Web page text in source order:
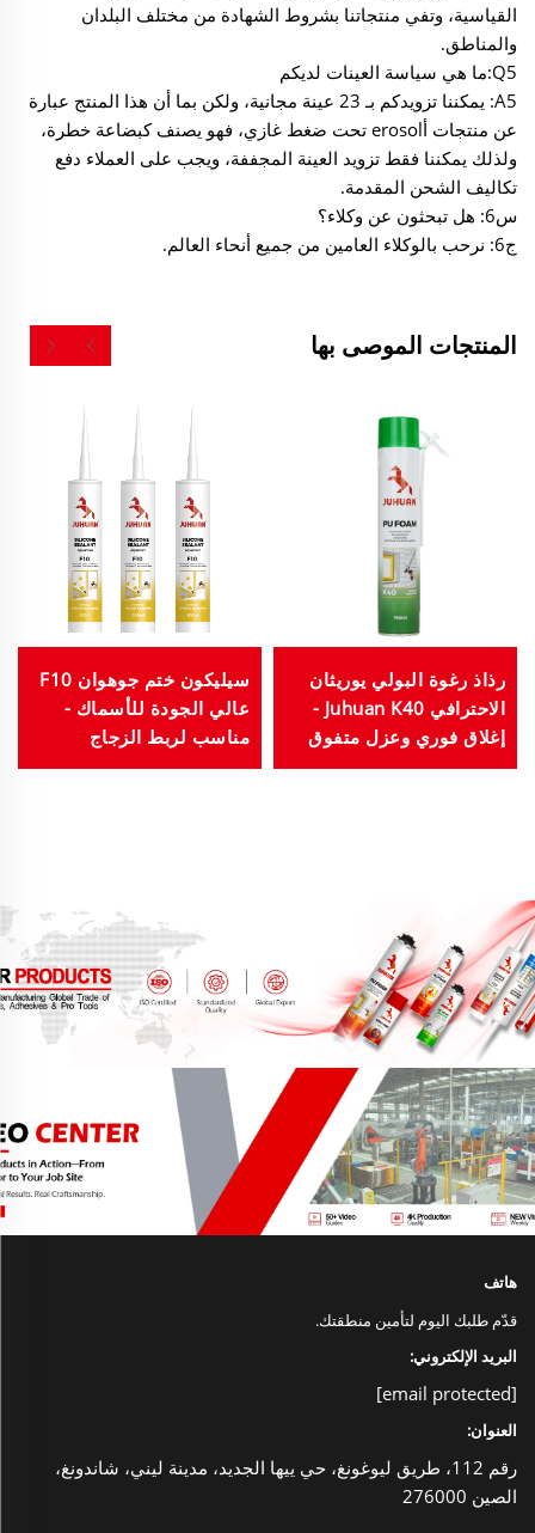
القياسية، وتفي منتجاتنا بشروط الشهادة من مختلف البلدان
والمناطق.
Q5:ما هي سياسة العينات لديكم
A5: يمكننا تزويدكم بـ 23 عينة مجانية، ولكن بما أن هذا المنتج عبارة
عن منتجات أerosol تحت ضغط غازي، فهو يصنف كبضاعة خطرة،
ولذلك يمكننا فقط تزويد العينة المجففة، ويجب على العملاء دفع
تكاليف الشحن المقدمة.
س6: هل تبحثون عن وكلاء؟
ج6: نرحب بالوكلاء العامين من جميع أنحاء العالم.
المنتجات الموصى بها
رذاذ رغوة البولي يوريثان
الاحترافي Juhuan K40 -
إغلاق فوري وعزل متفوق
سيليكون ختم جوهوان F10
عالي الجودة للأسماك -
مناسب لربط الزجاج
والأكريليك، غير سام، آمن
هاتف
قدّم طلبك اليوم لتأمين منطقتك.
البريد الإلكتروني:
[email protected]
العنوان:
رقم 112، طريق ليوغونغ، حي ييها الجديد، مدينة ليني، شاندونغ،
الصين 276000